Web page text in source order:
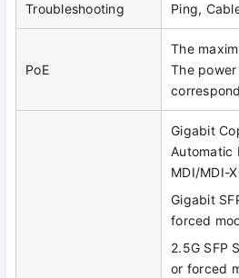
Troubleshooting Ping,
PoE
The
The
Gigabit
Automatic
MDI/MDI-
Gigabit
forced
2.5G SFP
or forced